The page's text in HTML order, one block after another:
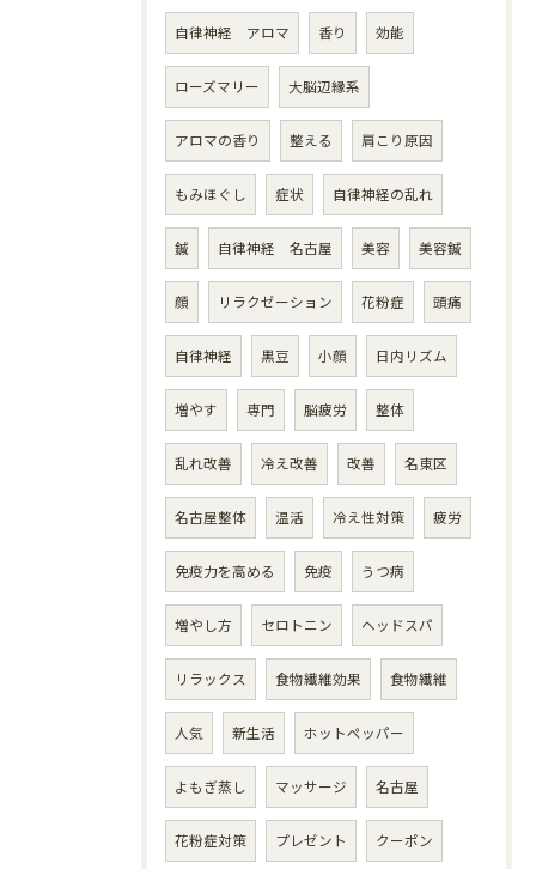
自律神経 アロマ 香り 効能
ローズマリー 大脳辺縁系
アロマの香り 整える 肩こり原因
もみほぐし 症状 自律神経の乱れ
鍼 自律神経 名古屋 美容 美容鍼
顔 リラクゼーション 花粉症 頭痛
自律神経 黒豆 小顔 日内リズム
増やす 専門 脳疲労 整体
乱れ改善 冷え改善 改善 名東区
名古屋整体 温活 冷え性対策 疲労
免疫力を高める 免疫 うつ病
増やし方 セロトニン ヘッドスパ
リラックス 食物繊維効果 食物繊維
人気 新生活 ホットペッパー
よもぎ蒸し マッサージ 名古屋
花粉症対策 プレゼント クーポン